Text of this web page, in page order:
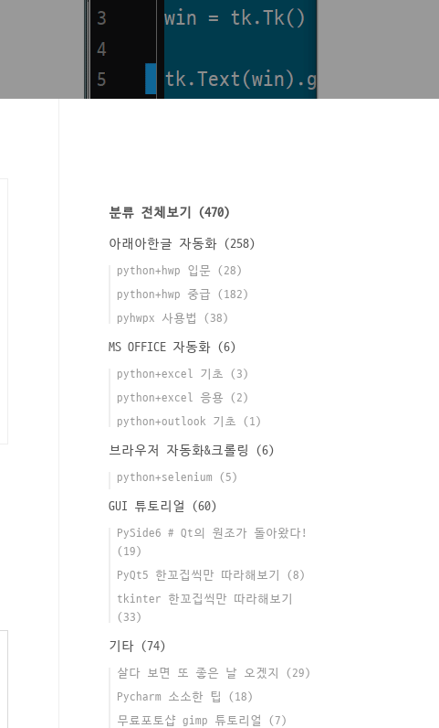
분류 전체보기 (470)
아래아한글 자동화 (258)
python+hwp 입문 (28)
python+hwp 중급 (182)
pyhwpx 사용법 (38)
MS OFFICE 자동화 (6)
python+excel 기초 (3)
python+excel 응용 (2)
python+outlook 기초 (1)
브라우저 자동화&크롤링 (6)
python+selenium (5)
GUI 튜토리얼 (60)
PySide6 # Qt의 원조가 돌아왔다!
(19)
PyQt5 한꼬집씩만 따라해보기 (8)
tkinter 한꼬집씩만 따라해보기
(33)
기타 (74)
살다 보면 또 좋은 날 오겠지 (29)
Pycharm 소소한 팁 (18)
무료포토샵 gimp 튜토리얼 (7)